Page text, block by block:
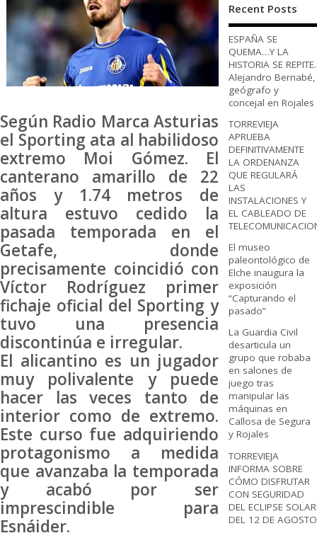
Según Radio Marca Asturias
el Sporting ata al habilidoso
extremo Moi Gómez. El
canterano amarillo de 22
años y 1.74 metros de
altura estuvo cedido la
pasada temporada en el
Getafe, donde
precisamente coincidió con
Víctor Rodríguez primer
fichaje oficial del Sporting y
tuvo una presencia
discontinúa e irregular.
El alicantino es un jugador
muy polivalente y puede
hacer las veces tanto de
interior como de extremo.
Este curso fue adquiriendo
protagonismo a medida
que avanzaba la temporada
y acabó por ser
imprescindible para
Esnáider.
Recent Posts
ESPAÑA SE
QUEMA…Y LA
HISTORIA SE REPITE.
Alejandro Bernabé,
geógrafo y
concejal en Rojales
TORREVIEJA
APRUEBA
DEFINITIVAMENTE
LA ORDENANZA
QUE REGULARÁ
LAS
INSTALACIONES Y
EL CABLEADO DE
El museo
paleontológico de
Elche inaugura la
exposición
“Capturando el
pasado”
La Guardia Civil
desarticula un
grupo que robaba
en salones de
juego tras
manipular las
máquinas en
Callosa de Segura
y Rojales
TORREVIEJA
INFORMA SOBRE
CÓMO DISFRUTAR
CON SEGURIDAD
DEL ECLIPSE SOLAR
DEL 12 DE AGOSTO